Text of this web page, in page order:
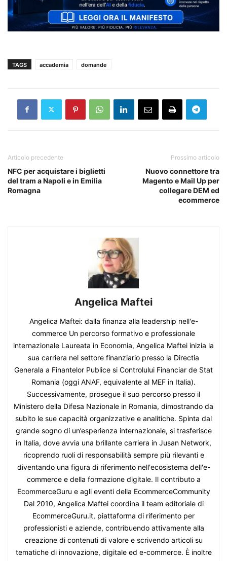
TAGS accademia domande
Articolo precedente
NFC per acquistare i biglietti
del tram a Napoli e in Emilia
Romagna
Prossimo articolo
Nuovo connettore tra
Magento e Mail Up per
collegare DEM ed
ecommerce
Angelica Maftei
Angelica Maftei: dalla finanza alla leadership nell'e-
commerce Un percorso formativo e professionale
internazionale Laureata in Economia, Angelica Maftei inizia la
sua carriera nel settore finanziario presso la Directia
Generala a Finantelor Publice si Controlului Financiar de Stat
Romania (oggi ANAF, equivalente al MEF in Italia).
Successivamente, prosegue il suo percorso presso il
Ministero della Difesa Nazionale in Romania, dimostrando da
subito le sue capacità organizzative e analitiche. Spinta dal
grande sogno di un’esperienza internazionale, si trasferisce
in Italia, dove avvia una brillante carriera in Jusan Network,
ricoprendo ruoli di responsabilità sempre più rilevanti e
diventando una figura di riferimento nell'ecosistema dell'e-
commerce e della formazione digitale. Il contributo a
EcommerceGuru e agli eventi della EcommerceCommunity
Dal 2010, Angelica Maftei coordina il team editoriale di
EcommerceGuru.it, piattaforma di riferimento per
professionisti e aziende, contribuendo attivamente alla
creazione di contenuti di valore e scrivendo articoli su
tematiche di innovazione, digitale ed e-commerce. È inoltre